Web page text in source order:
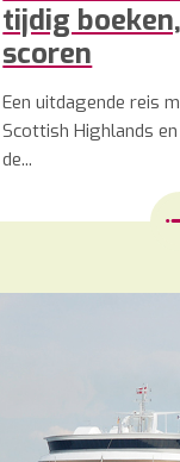
tijdig
scoren
Een uitdagende reis
Scottish Highlands
de...